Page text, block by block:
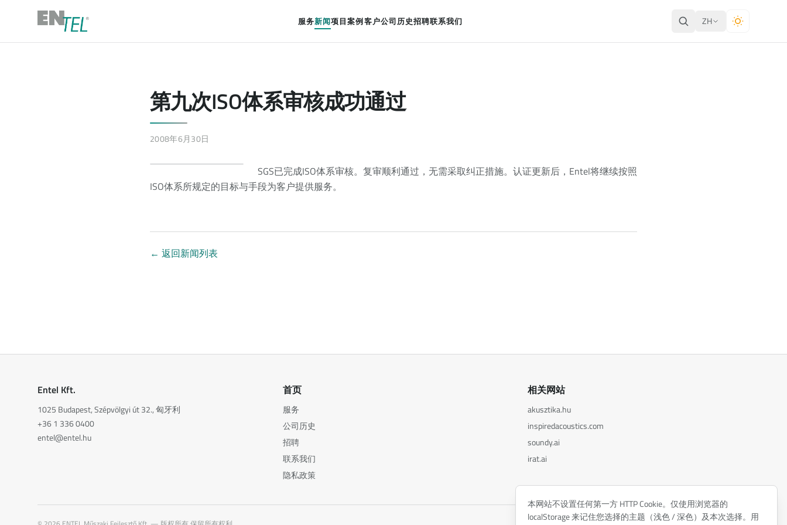
服务新闻项目案例客户公司历史招聘联系我们 ZH
第九次ISO体系审核成功通过
2008年6月30日
SGS已完成ISO体系审核。复审顺利通过，无需采取纠正措施。认证更新后，Entel将继续按照
ISO体系所规定的目标与手段为客户提供服务。
← 返回新闻列表
Entel Kft.
1025 Budapest, Szépvölgyi út 32., 匈牙利
+36 1 336 0400
entel@entel.hu
首页
服务
公司历史
招聘
联系我们
隐私政策
相关网站
akusztika.hu
inspiredacoustics.com
soundy.ai
irat.ai
本网站不设置任何第一方 HTTP Cookie。仅使用浏览器的
localStorage 来记住您选择的主题（浅色 / 深色）及本次选择。用